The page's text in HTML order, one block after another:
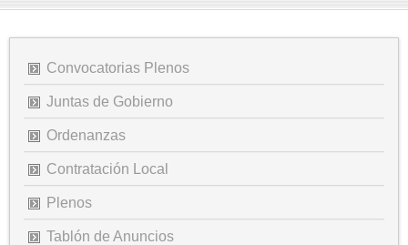
Convocatorias Plenos
Juntas de Gobierno
Ordenanzas
Contratación Local
Plenos
Tablón de Anuncios